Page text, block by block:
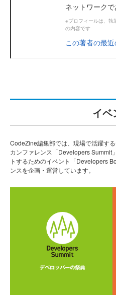
ネットワーク
※プロフィールは、執
の内容です
この著者の最
イベ
CodeZine編集部では、現場で活躍す
カンファレンス「Developers Summit
トするためのイベント「Developers
ンスを企画・運営しています。